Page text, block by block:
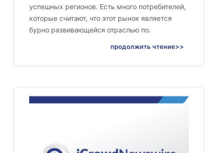
успешных регионов. Есть много потребителей,
которые считают, что этот рынок является
бурно развивающейся отраслью по.
продолжить чтение>>